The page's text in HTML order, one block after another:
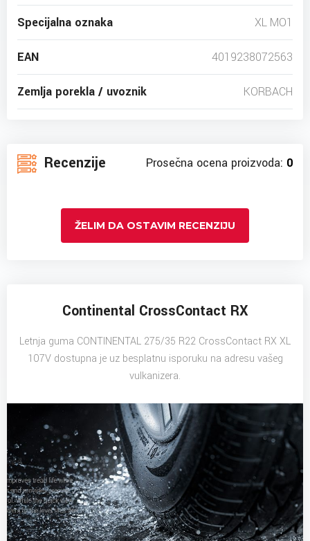
Specijalna oznaka XL MO1
EAN 4019238072563
Zemlja porekla / uvoznik KORBACH
Recenzije Prosečna ocena proizvoda: 0
ŽELIM DA OSTAVIM RECENZIJU
Continental CrossContact RX
Letnja guma CONTINENTAL 275/35 R22 CrossContact RX XL
107V dostupna je uz besplatnu isporuku na adresu vašeg
vulkanizera.